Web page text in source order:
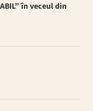
în veceul din